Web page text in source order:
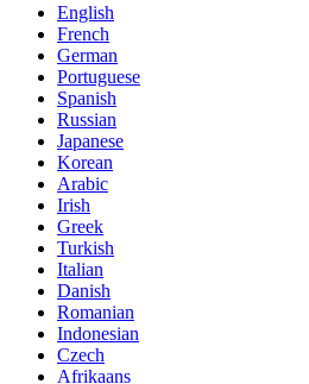
English
French
German
Portuguese
Spanish
Russian
Japanese
Korean
Arabic
Irish
Greek
Turkish
Italian
Danish
Romanian
Indonesian
Czech
Afrikaans